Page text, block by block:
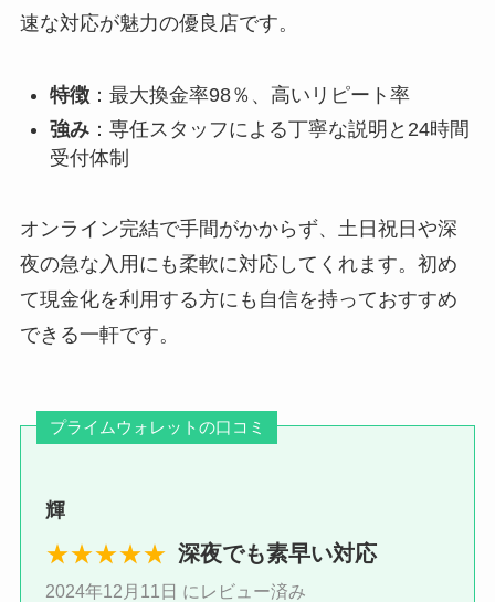
速な対応が魅力の優良店です。
特徴：最大換金率98％、高いリピート率
強み：専任スタッフによる丁寧な説明と24時間
受付体制
オンライン完結で手間がかからず、土日祝日や深
夜の急な入用にも柔軟に対応してくれます。初め
て現金化を利用する方にも自信を持っておすすめ
できる一軒です。
プライムウォレットの口コミ
輝
★★★★★ 深夜でも素早い対応
2024年12月11日 にレビュー済み